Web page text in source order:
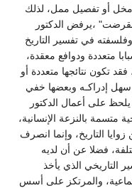
تفصيل ممل، لذلك
،يرفض الدكتور
في تفسير التاريخ
ودوافع معقدة،
نتائجها متعددة أو
وبعضها خفي
أعمال الدكتور
بالنزعة الإنسانية،
وإنما انصرف
فضلا عن أن لديه
الذي يأخذ
والمرتكز على أسس